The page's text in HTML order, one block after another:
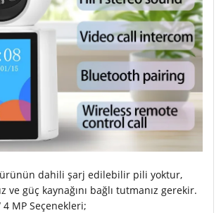
dahili şarj edilebilir pili yoktur,
ve güç kaynağını bağlı tutmanız gerekir.
MP Seçenekleri;